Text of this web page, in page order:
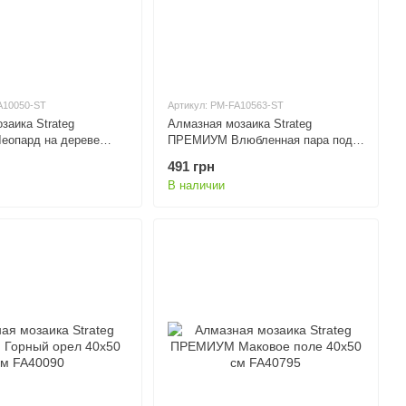
ST
Strateg
на дереве
Артикул: PM-FA10563-ST
Алмазная мозаика Strateg
ПРЕМИУМ Влюбленная пара под
491 грн
В наличии